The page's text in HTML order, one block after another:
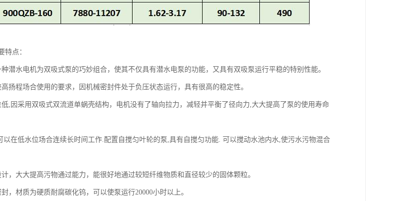
特点：
潜水电机为双吸式泵的巧妙组合，使其不仅具有潜水电泵的功能，又具有双吸泵运行平稳的特别性能。
扬程场合使用的要求，因机械密封件处于负压状态运行，具有很高的稳定性。
,因采用双吸式双流道单蜗壳结构，电机没有了轴向拉力，减轻并平衡了径向力,大大提高了泵的使用寿命
以在低水位场合连续长时间工作.配置自搅匀叶轮的泵,具有自搅匀功能. 可以搅动水池内水,使污水污物混合
，大大提高污物通过能力，能很好地通过较短纤维物质和直径较少的固体颗粒。
，材质为硬质耐腐碳化钨，可以使泵运行20000小时以上。